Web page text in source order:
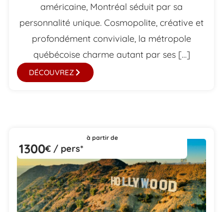
américaine, Montréal séduit par sa
personnalité unique. Cosmopolite, créative et
profondément conviviale, la métropole
québécoise charme autant par ses […]
DÉCOUVREZ
à partir de
1300€ / pers*